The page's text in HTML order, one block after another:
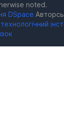
noted.
DSpace